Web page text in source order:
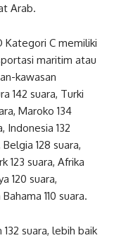
Arab.
Kategori C memiliki
maritim atau
kawasan
142 suara, Turki
Maroko 134
Indonesia 132
Belgia 128 suara,
123 suara, Afrika
120 suara,
110 suara.
suara, lebih baik